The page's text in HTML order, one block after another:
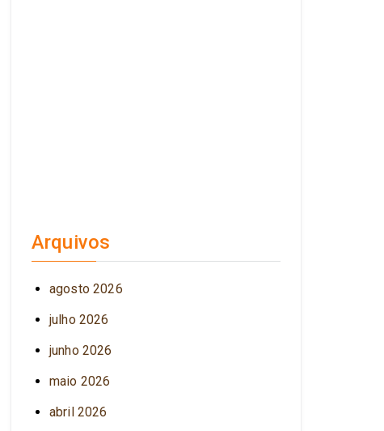
Arquivos
agosto 2026
julho 2026
junho 2026
maio 2026
abril 2026